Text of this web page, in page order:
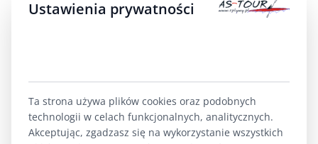
Praktyczna wskazówka pakowania:krem
trzymaj w kieszeni kamizelki lub w małym
Ustawienia prywatności
Ta strona używa plików cookies oraz podobnych
technologii w celach funkcjonalnych, analitycznych.
Akceptując, zgadzasz się na wykorzystanie wszystkich